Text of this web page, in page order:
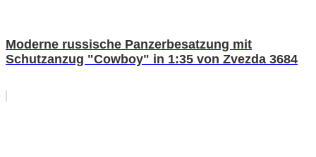
Moderne russische Panzerbesatzung mit
Schutzanzug "Cowboy" in 1:35 von Zvezda 3684